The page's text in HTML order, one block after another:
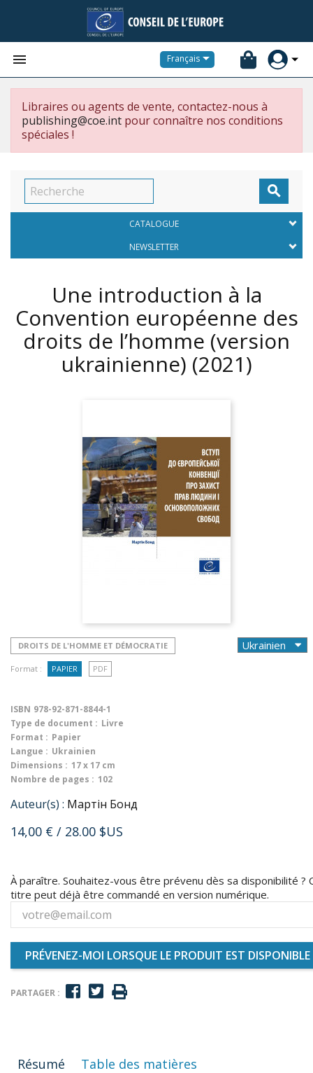
 Français
Libraires ou agents de vente, contactez-nous à
publishing@coe.int pour connaître nos conditions
spéciales !

CATALOGUE
NEWSLETTER
Une introduction à la
Convention européenne des
droits de l’homme (version
ukrainienne) (2021)
DROITS DE L'HOMME ET DÉMOCRATIE
Format : PAPIER PDF
ISBN 978-92-871-8844-1
Type de document : Livre
Format : Papier
Langue : Ukrainien
Dimensions : 17 x 17 cm
Nombre de pages : 102
Auteur(s) : Мартін Бонд
14,00 € / 28.00 $US
À paraître. Souhaitez-vous être prévenu dès sa disponibilité ?
titre peut déjà être commandé en version numérique.
PRÉVENEZ-MOI LORSQUE LE PRODUIT EST DISPONIBLE
PARTAGER :
Résumé Table des matières